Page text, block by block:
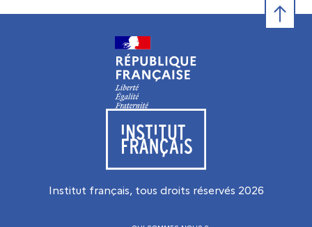
Visiter le site de l’Institut français
Institut français, tous droits réservés 2026